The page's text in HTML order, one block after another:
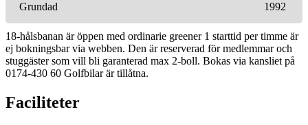
Grundad
1992
18-hålsbanan är öppen med ordinarie greener 1 starttid per timme är
ej bokningsbar via webben. Den är reserverad för medlemmar och
stuggäster som vill bli garanterad max 2-boll. Bokas via kansliet på
0174-430 60 Golfbilar är tillåtna.
Faciliteter